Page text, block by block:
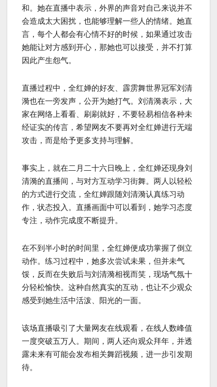
和。她在直播中表示，外界的声音对自己来说并不
会造成太大困扰，也能够理解一些人的情绪。她直
言，每个人都会有心情不好的时候，如果通过攻击
她能让对方感到开心，那她也可以接受，并不打算
因此产生怨气。
直播过程中，全红婵的好友、霹雳舞世界冠军刘清
漪也在一旁发声，公开为她打气。刘清漪表示，大
家在网络上看看、刷刷就好，不要轻易相信各种未
经证实的传言，希望网友不要再对全红婵进行无端
攻击，而是给予更多支持与理解。
事实上，就在二月二十六日晚上，全红婵还现身刘
清漪的直播间，与对方互动学习街舞。两人以轻松
的方式进行交流，全红婵跟随刘清漪认真练习动
作，状态投入。直播画面中可以看到，她学习态度
专注，动作完成度不断提升。
在不到半小时的时间里，全红婵便成功掌握了倒立
动作。练习过程中，她多次尝试未果，但并未气
馁，反而在失败后与刘清漪相视而笑，现场气氛十
分轻松愉快。这种自然真实的互动，也让不少观众
感受到她生活中活泼、阳光的一面。
该场直播吸引了大量网友在线观看，在线人数峰值
一度突破五万人。期间，两人还向观众拜年，并透
露未来有可能会发布相关舞蹈视频，进一步引发期
待。